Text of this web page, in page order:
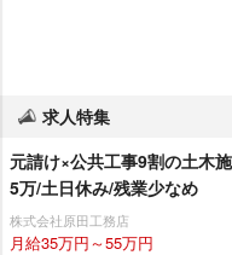
求人特集
元請け×公共工事9割の土木
5万/土日休み/残業少なめ
株式会社原田工務店
月給35万円～55万円